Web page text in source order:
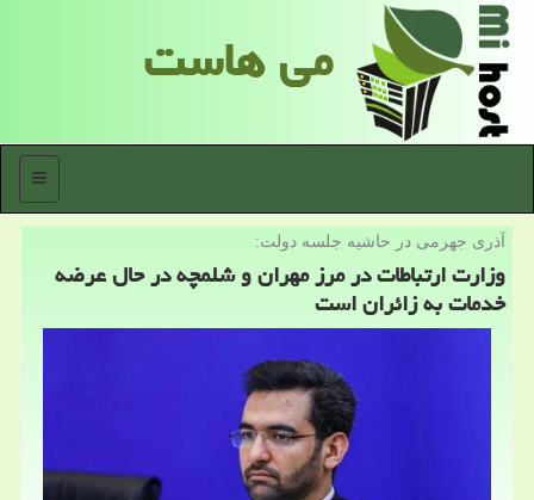
می هاست
منو
آذری جهرمی در حاشیه جلسه دولت:
وزارت ارتباطات در مرز مهران و شلمچه در حال عرضه
خدمات به زائران است